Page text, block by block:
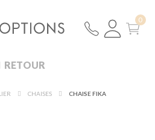
RETOUR
CHAISES CHAISE FIKA